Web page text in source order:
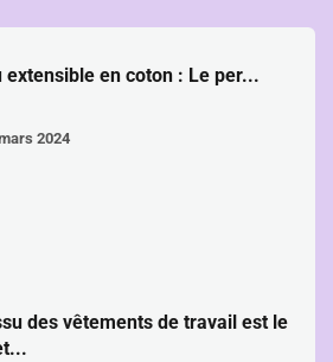
extensible en coton : Le per...
2024
des vêtements de travail est le